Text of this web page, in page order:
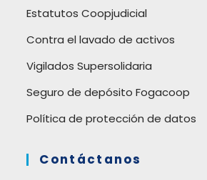
Estatutos Coopjudicial
Contra el lavado de activos
Vigilados Supersolidaria
Seguro de depósito Fogacoop
Política de protección de datos
Contáctanos